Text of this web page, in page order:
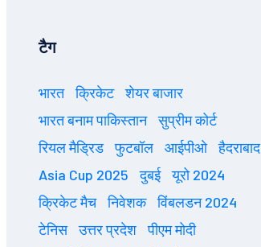
टैग
भारत क्रिकेट
शेयर बाजार
भारत बनाम पाकिस्तान
सुप्रीम कोर्ट
रियल मैड्रिड
फुटबॉल आईपीओ
हैदराबाद
Asia Cup 2025
दुबई
यूरो 2024
क्रिकेट मैच
निवेशक
विंबलडन 2024
टेनिस
उत्तर प्रदेश
पीएम मोदी